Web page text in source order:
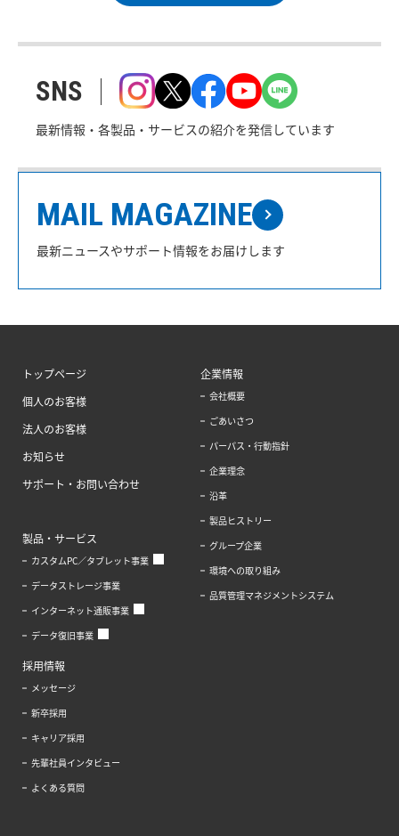
SNS
最新情報・各製品・サービスの紹介を発信しています
MAIL MAGAZINE
最新ニュースやサポート情報をお届けします
トップページ
個人のお客様
法人のお客様
お知らせ
サポート・お問い合わせ
製品・サービス
カスタムPC／タブレット事業
データストレージ事業
インターネット通販事業
データ復旧事業
企業情報
会社概要
ごあいさつ
パーパス・行動指針
企業理念
沿革
製品ヒストリー
グループ企業
環境への取り組み
品質管理マネジメントシステム
採用情報
メッセージ
新卒採用
キャリア採用
先輩社員インタビュー
よくある質問